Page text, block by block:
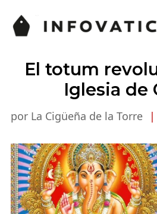
El totum
Iglesia de
por La Cigüeña de la Torre |